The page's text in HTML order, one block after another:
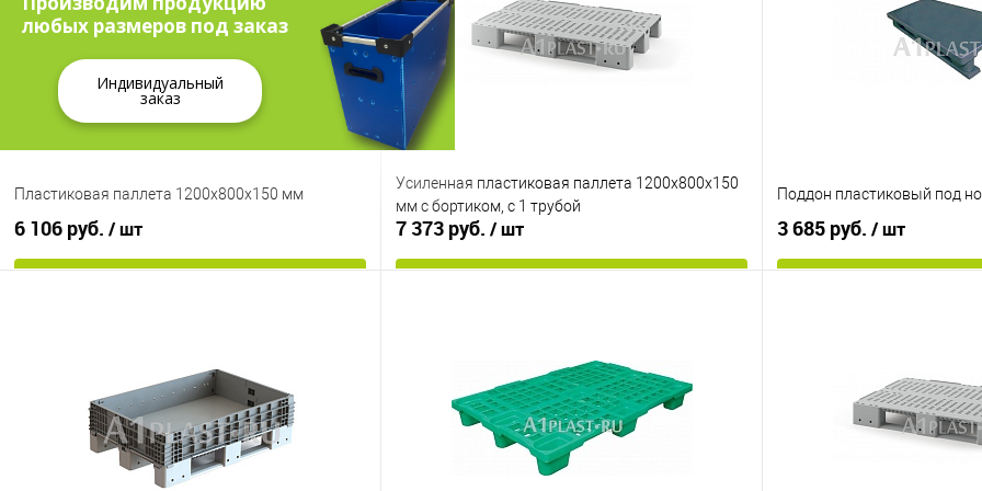
Пластиковая паллета 1200х800х150 мм
6 106 руб. / шт
Под заказ
Опорные элементы
на 3-х полозьях
Усиленная пластиковая паллета 1200х800х150
мм с бортиком, с 1 трубой
7 373 руб. / шт
В избранное
Под заказ
Опорные элементы
Поддон пластиковый под
3 685 руб. / шт
В избранное
любых размеров под заказ
Индивидуальный
заказ